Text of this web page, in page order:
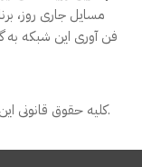
مسایل جاری روز،
فن آوری این شبکه به
کلیه حقوق قانونی این سایت متعلق به شبکه تلویزیون ایران فردا است.